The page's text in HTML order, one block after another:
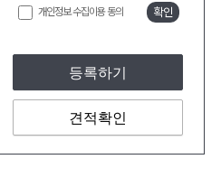
개인정보 수집이용 동의 확인
등록하기
견적확인